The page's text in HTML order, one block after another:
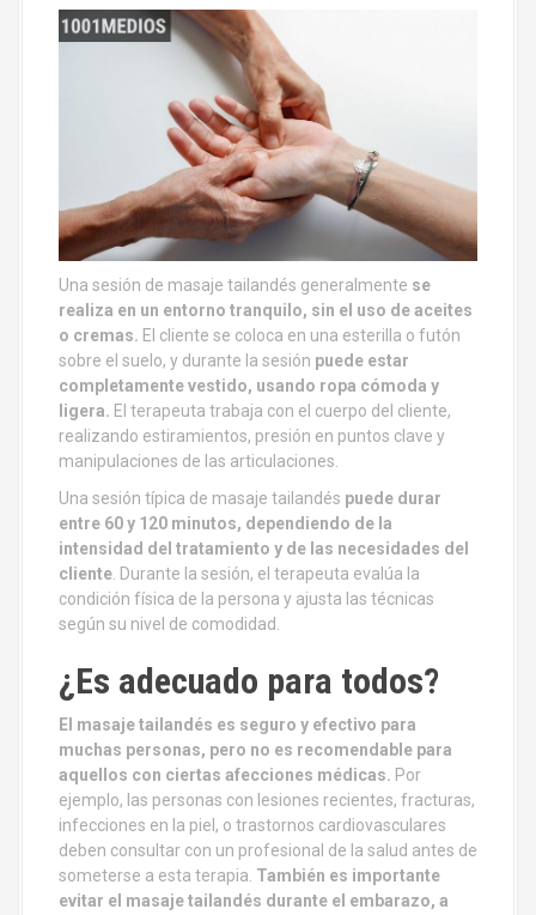
Una sesión de masaje tailandés generalmente se
realiza en un entorno tranquilo, sin el uso de aceites
o cremas. El cliente se coloca en una esterilla o futón
sobre el suelo, y durante la sesión puede estar
completamente vestido, usando ropa cómoda y
ligera. El terapeuta trabaja con el cuerpo del cliente,
realizando estiramientos, presión en puntos clave y
manipulaciones de las articulaciones.
Una sesión típica de masaje tailandés puede durar
entre 60 y 120 minutos, dependiendo de la
intensidad del tratamiento y de las necesidades del
cliente . Durante la sesión, el terapeuta evalúa la
condición física de la persona y ajusta las técnicas
según su nivel de comodidad.
¿Es adecuado para todos?
El masaje tailandés es seguro y efectivo para
muchas personas, pero no es recomendable para
aquellos con ciertas afecciones médicas. Por
ejemplo, las personas con lesiones recientes, fracturas,
infecciones en la piel, o trastornos cardiovasculares
deben consultar con un profesional de la salud antes de
someterse a esta terapia. También es importante
evitar el masaje tailandés durante el embarazo, a